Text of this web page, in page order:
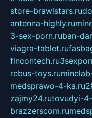
store-brawlstars.ru
antenna-highly.ru
3-sex-porn.ruban-
viagra-tablet.ru
fincontech.ru
rebus-toys.ru
medsprawo-4-ka.ru
zajmy24.rutovudyi-
brazzerscom.ru